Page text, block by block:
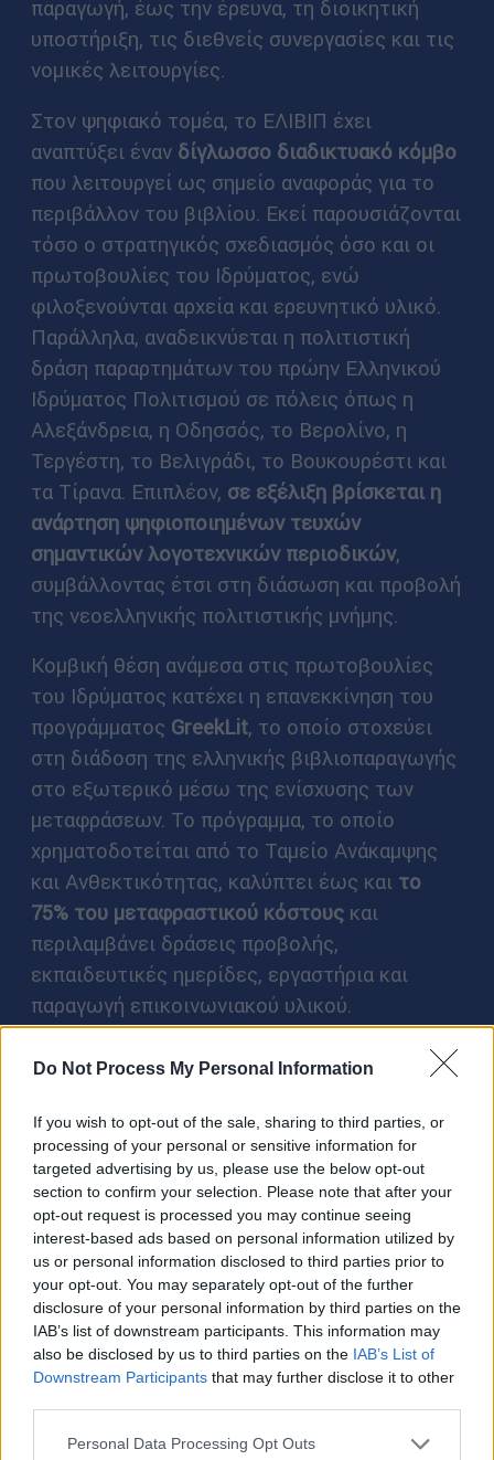
Do Not Process My Personal Information
If you wish to opt-out of the sale, sharing to third parties, or
processing of your personal or sensitive information for
targeted advertising by us, please use the below opt-out
section to confirm your selection. Please note that after your
opt-out request is processed you may continue seeing
interest-based ads based on personal information utilized by
us or personal information disclosed to third parties prior to
your opt-out. You may separately opt-out of the further
disclosure of your personal information by third parties on the
IAB’s list of downstream participants. This information may
also be disclosed by us to third parties on the IAB’s List of
Downstream Participants that may further disclose it to other
Please note that this website/app uses one or more Google
Personal Data Processing Opt Outs
παραγωγή, έως την έρευνα, τη διοικητική
υποστήριξη, τις διεθνείς συνεργασίες και τις
νομικές λειτουργίες.
Στον ψηφιακό τομέα, το ΕΛΙΒΙΠ έχει
αναπτύξει έναν δίγλωσσο διαδικτυακό κόμβο
που λειτουργεί ως σημείο αναφοράς για το
περιβάλλον του βιβλίου. Εκεί παρουσιάζονται
τόσο ο στρατηγικός σχεδιασμός όσο και οι
πρωτοβουλίες του Ιδρύματος, ενώ
φιλοξενούνται αρχεία και ερευνητικό υλικό.
Παράλληλα, αναδεικνύεται η πολιτιστική
δράση παραρτημάτων του πρώην Ελληνικού
Ιδρύματος Πολιτισμού σε πόλεις όπως η
Αλεξάνδρεια, η Οδησσός, το Βερολίνο, η
Τεργέστη, το Βελιγράδι, το Βουκουρέστι και
τα Τίρανα. Επιπλέον, σε εξέλιξη βρίσκεται η
ανάρτηση ψηφιοποιημένων τευχών
σημαντικών λογοτεχνικών περιοδικών,
συμβάλλοντας έτσι στη διάσωση και προβολή
της νεοελληνικής πολιτιστικής μνήμης.
Κομβική θέση ανάμεσα στις πρωτοβουλίες
του Ιδρύματος κατέχει η επανεκκίνηση του
προγράμματος GreekLit, το οποίο στοχεύει
στη διάδοση της ελληνικής βιβλιοπαραγωγής
στο εξωτερικό μέσω της ενίσχυσης των
μεταφράσεων. Το πρόγραμμα, το οποίο
χρηματοδοτείται από το Ταμείο Ανάκαμψης
και Ανθεκτικότητας, καλύπτει έως και το
75% του μεταφραστικού κόστουςκαι
περιλαμβάνει δράσεις προβολής,
εκπαιδευτικές ημερίδες, εργαστήρια και
παραγωγή επικοινωνιακού υλικού.
Ταυτόχρονα, αναπτύσσεται μια βάση
δεδομένων με καταλόγους μεταφρασμένων
Το βιβλίο στο κέντρο της
Αθήνας
Η υπουργός Πολιτισμού Λίνα Μενδώνη
τόνισε ότι η παραχώρηση του ακινήτου
«εξυπηρετεί απολύτως τις ανάγκες του
Ιδρύματος, αλλά και την πολιτική του
υπουργείου, που θέλει το βιβλίο στο κέντρο
της πόλης». Όπως σημειώνει η ίδια, η
βιωματική σχέση με το βιβλίο παραμένει